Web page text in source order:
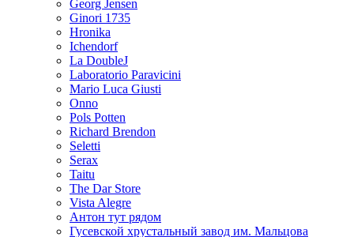
Georg Jensen
Ginori 1735
Hronika
Ichendorf
La DoubleJ
Laboratorio Paravicini
Mario Luca Giusti
Onno
Pols Potten
Richard Brendon
Seletti
Serax
Taitu
The Dar Store
Vista Alegre
Антон тут рядом
Гусевской хрустальный завод им. Мальцова